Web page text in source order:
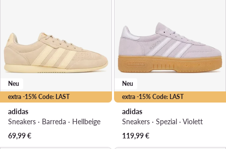
extra -15% Code: LAST
Neu
adidas
Sneakers · Barreda · Hellbeige
69,99€
extra -15% Code: LAST
Neu
adidas
Sneakers · Spezial · Violett
119,99€